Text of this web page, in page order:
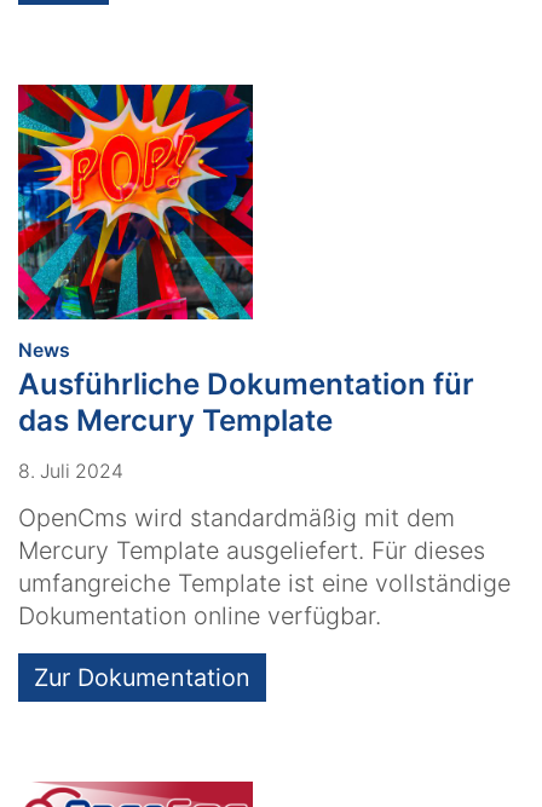
News
Ausführliche Dokumentation für
das Mercury Template
8. Juli 2024
OpenCms wird standardmäßig mit dem
Mercury Template ausgeliefert. Für dieses
umfangreiche Template ist eine vollständige
Dokumentation online verfügbar.
Zur Dokumentation